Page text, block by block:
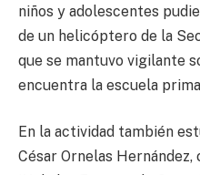
niños y adolescentes
de un helicóptero de la
que se mantuvo vigilante
encuentra la escuela
En la actividad también
César Ornelas